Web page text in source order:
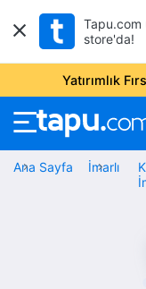
Tapu.com
store'da!
Yatırımlık
Ana Sayfa İmarlı